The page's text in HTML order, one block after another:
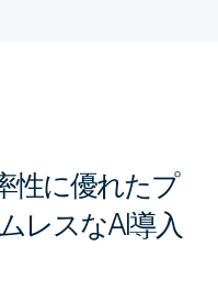
性に優れたプ
レスなAI導入